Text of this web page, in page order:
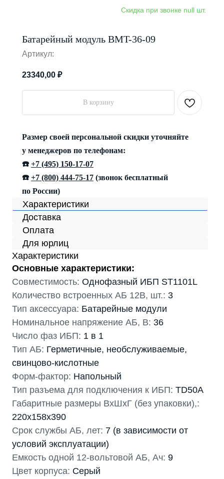
Батарейный модуль BMT-36-09
Артикул:
23340,00 ₽
В корзину
Размер своей персональной скидки уточняйте
у менеджеров по телефонам:
☎️ +7 (495) 150-17-07
☎️ +7 (800) 444-75-17 (звонок бесплатный
по России)
Характеристики
Доставка
Оплата
Для юрлиц
Характеристики
Основные характеристики:
Совместимость: Однофазный ИБП ST1101L
Количество встроенных АБ 12В, шт.: 3
Тип аксессуара: Батарейные модули
Номинальное напряжение АБ, В: 36
Число фаз ИБП: 1 в 1
Тип АБ: Герметичные, необслуживаемые,
свинцово-кислотные
Форм-фактор: Напольный
Тип разъема для подключения к ИБП: TD50A
Габаритные размеры ВхШхГ (без упаковки),:
220х158х390
Срок службы АБ, лет: 7 (в зависимости от
условий эксплуатации)
Емкость одной 12-вольтовой АБ, Ач: 9
Цвет корпуса: Серый